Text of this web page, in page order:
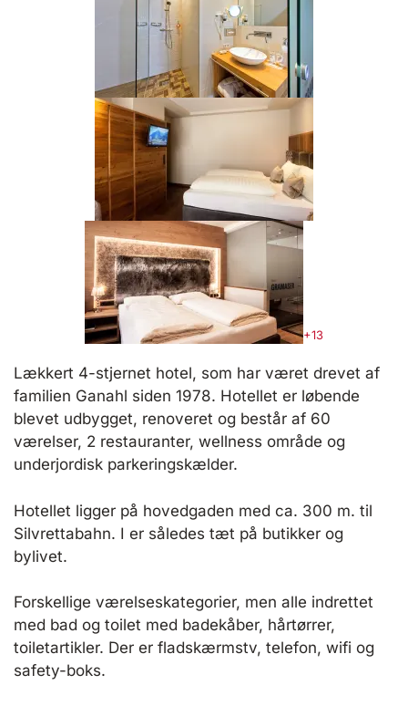
+13
Lækkert 4-stjernet hotel, som har været drevet af
familien Ganahl siden 1978. Hotellet er løbende
blevet udbygget, renoveret og består af 60
værelser, 2 restauranter, wellness område og
underjordisk parkeringskælder.
Hotellet ligger på hovedgaden med ca. 300 m. til
Silvrettabahn. I er således tæt på butikker og
bylivet.
Forskellige værelseskategorier, men alle indrettet
med bad og toilet med badekåber, hårtørrer,
toiletartikler. Der er fladskærmstv, telefon, wifi og
safety-boks.